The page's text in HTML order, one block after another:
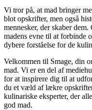
Vi tror på, at mad bringer
blot opskrifter, men også
mennesker, der skaber
madens evne til at forbinde
dybere forståelse for de
Velkommen til Smage, din
mad. Vi er en del af
for at inspirere dig til at
du et væld af lækre
kulinariske eksperter, der
god mad.